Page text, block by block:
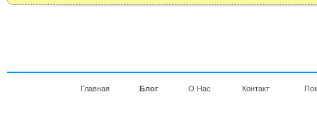
Главная Блог О Нас Контакт